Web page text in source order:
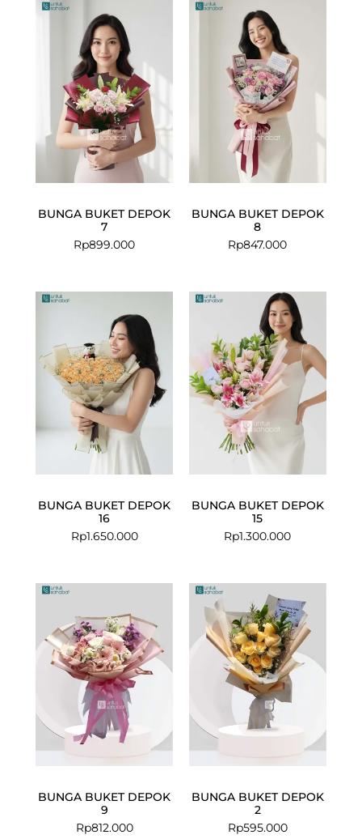
BUNGA BUKET DEPOK
7
Rp899.000
BUNGA BUKET DEPOK
8
Rp847.000
BUNGA BUKET DEPOK
16
Rp1.650.000
BUNGA BUKET DEPOK
15
Rp1.300.000
BUNGA BUKET DEPOK
9
Rp812.000
BUNGA BUKET DEPOK
2
Rp595.000